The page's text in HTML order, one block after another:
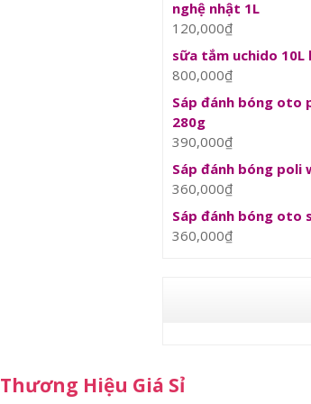
nghệ nhật 1L
120,000₫
sữa tắm uchido
800,000₫
Sáp đánh bóng oto
280g
390,000₫
Sáp đánh bóng poli
360,000₫
Sáp đánh bóng oto
360,000₫
Thương Hiệu Giá Sỉ